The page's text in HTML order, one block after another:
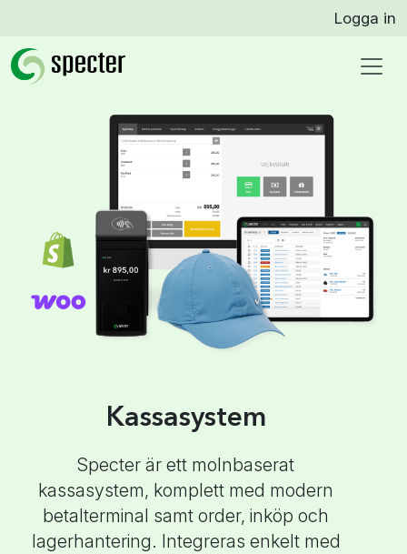
Logga in
Kassasystem
Specter är ett molnbaserat
kassasystem, komplett med modern
betalterminal samt order, inköp och
lagerhantering. Integreras enkelt med